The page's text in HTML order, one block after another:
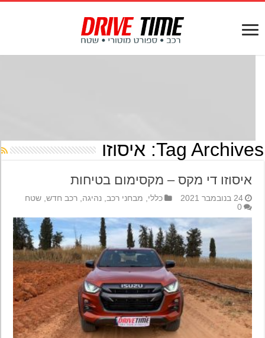
Tag איסוזו
איסוזו די מקס – מקסימום בטיחות
24 בנובמבר 2021 כללי,מבחני רכב,נהיגה,רכב חדש,שטח
0